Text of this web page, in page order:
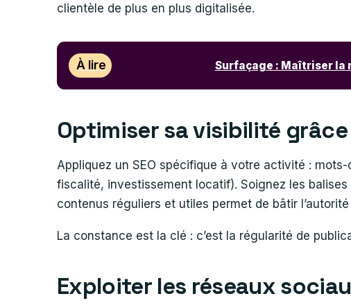
clientèle de plus en plus digitalisée.
À lire Surfaçage : Maîtriser
Optimiser sa visibilité
Appliquez un SEO spécifique à votre activité :
fiscalité, investissement locatif). Soignez les
contenus réguliers et utiles permet de bâtir
La constance est la clé : c’est la régularité de
Exploiter les réseaux